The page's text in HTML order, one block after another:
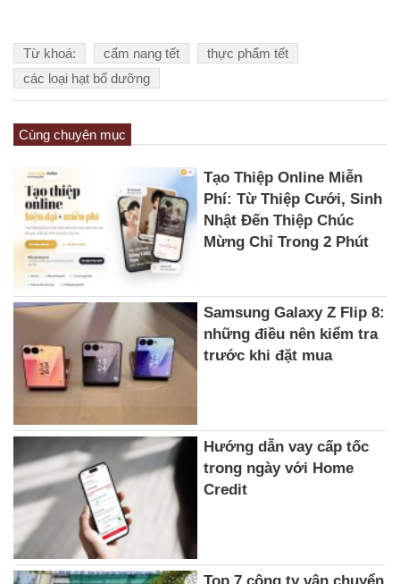
Từ khoá: cẩm nang tết
thực phẩm tết
các loại hạt bổ dưỡng
Cùng chuyên mục
Tạo Thiệp Online Miễn
Phí: Từ Thiệp Cưới, Sinh
Nhật Đến Thiệp Chúc
Mừng Chỉ Trong 2 Phút
Samsung Galaxy Z Flip 8:
những điều nên kiểm tra
trước khi đặt mua
Hướng dẫn vay cấp tốc
trong ngày với Home
Credit